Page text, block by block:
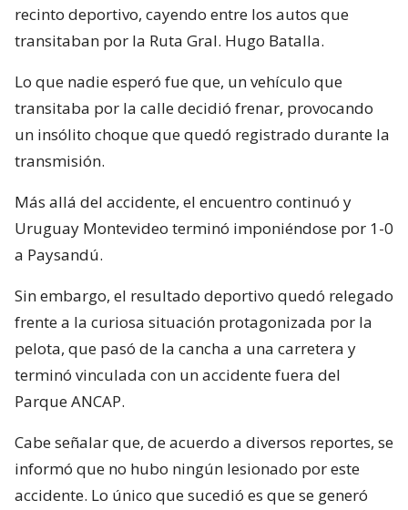
recinto deportivo, cayendo entre los autos que
transitaban por la Ruta Gral. Hugo Batalla.
Lo que nadie esperó fue que, un vehículo que
transitaba por la calle decidió frenar, provocando
un insólito choque que quedó registrado durante la
transmisión.
Más allá del accidente, el encuentro continuó y
Uruguay Montevideo terminó imponiéndose por 1-0
a Paysandú.
Sin embargo, el resultado deportivo quedó relegado
frente a la curiosa situación protagonizada por la
pelota, que pasó de la cancha a una carretera y
terminó vinculada con un accidente fuera del
Parque ANCAP.
Cabe señalar que, de acuerdo a diversos reportes, se
informó que no hubo ningún lesionado por este
accidente. Lo único que sucedió es que se generó